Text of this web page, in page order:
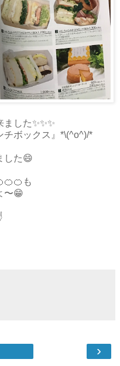
した✨✨✨
チボックス』*\(^o^)/*
した😄
も
〜😁
›